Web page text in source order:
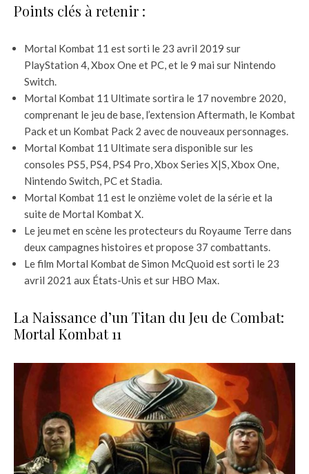
Points clés à retenir :
Mortal Kombat 11 est sorti le 23 avril 2019 sur
PlayStation 4, Xbox One et PC, et le 9 mai sur Nintendo
Switch.
Mortal Kombat 11 Ultimate sortira le 17 novembre 2020,
comprenant le jeu de base, l’extension Aftermath, le Kombat
Pack et un Kombat Pack 2 avec de nouveaux personnages.
Mortal Kombat 11 Ultimate sera disponible sur les
consoles PS5, PS4, PS4 Pro, Xbox Series X|S, Xbox One,
Nintendo Switch, PC et Stadia.
Mortal Kombat 11 est le onzième volet de la série et la
suite de Mortal Kombat X.
Le jeu met en scène les protecteurs du Royaume Terre dans
deux campagnes histoires et propose 37 combattants.
Le film Mortal Kombat de Simon McQuoid est sorti le 23
avril 2021 aux États-Unis et sur HBO Max.
La Naissance d’un Titan du Jeu de Combat:
Mortal Kombat 11